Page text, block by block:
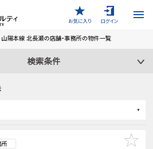
お気に入り
ログイン
山陽本線 北長瀬の店舗・事務所の物件一覧
検索条件
所